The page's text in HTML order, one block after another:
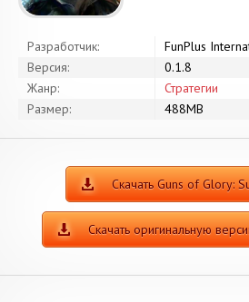
Разработчик:
FunPlus
Версия:
0.1.8
Жанр:
Стратегии
Размер:
488MB
Скачать Guns of Glory:
Скачать оригинальную